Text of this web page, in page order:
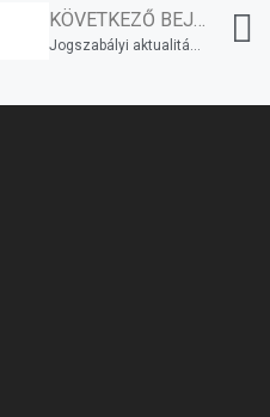
KÖVETKEZŐ BEJEGYZÉS
Jogszabályi aktualitások a Környezetvédelem területén